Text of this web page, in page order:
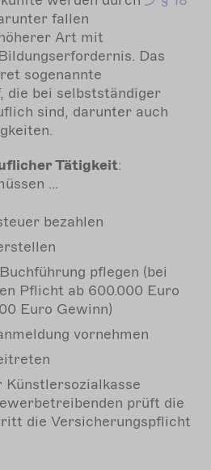
fallen
Art mit
Das
sogenannte
die bei selbstständiger
sind, darunter auch
Tätigkeit:
…
bezahlen
pflegen (bei
Pflicht ab 600.000 Euro
Euro Gewinn)
vornehmen
prüft die
die Versicherungspflicht